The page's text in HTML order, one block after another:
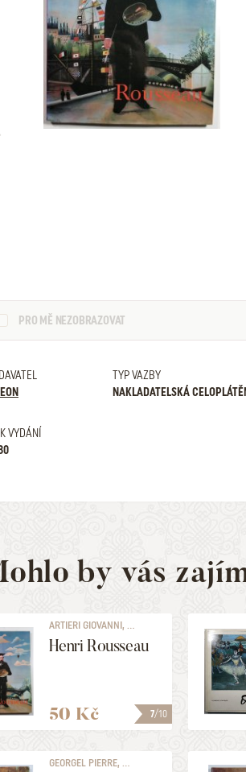
PRO MĚ NEZOBRAZOVAT
TYP VAZBY
NAKLADATELSKÁ
VYDÁNÍ
by vás
7/10
ARTIERI GIOVANNI, ...
Henri Rousseau
50 Kč
GEORGEL PIERRE, ...